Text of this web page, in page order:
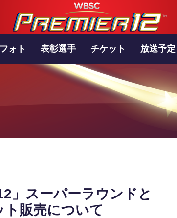
フォト 表彰選手 チケット 放送予定
」スーパーラウンドと
ト販売について